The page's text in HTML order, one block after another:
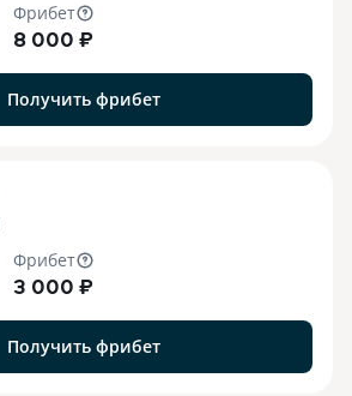
Фрибет
8 000 ₽
Получить фрибет
Фрибет
3 000 ₽
Получить фрибет